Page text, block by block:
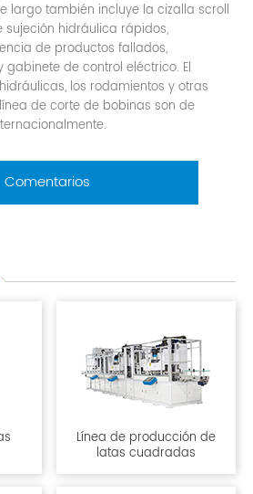
largo también incluye la cizalla scroll
sujeción hidráulica rápidos,
de productos fallados,
de control eléctrico. El
los rodamientos y otras
de corte de bobinas son de
Comentarios
Línea de producción de
latas cuadradas